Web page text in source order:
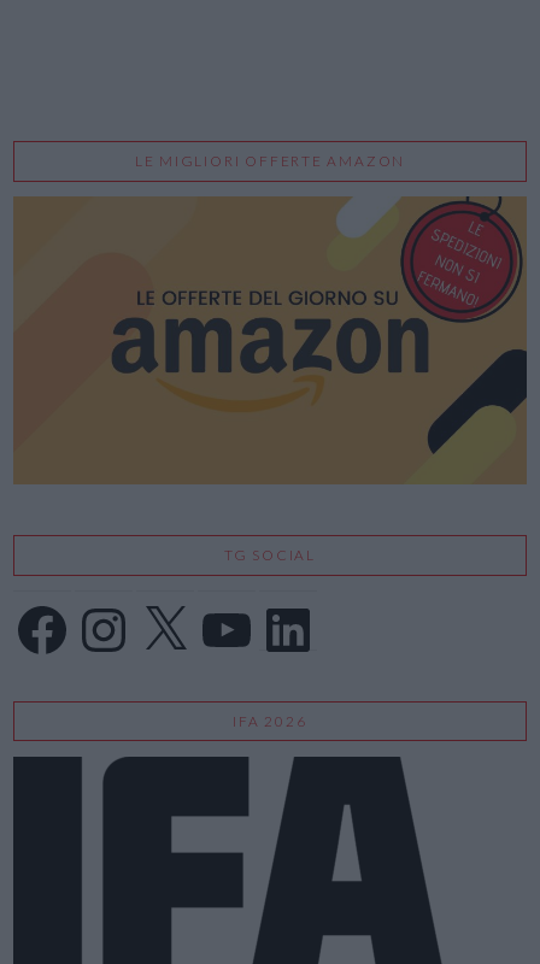
LE MIGLIORI OFFERTE AMAZON
TG SOCIAL
FacebookInstagram
X LinkedIn
IFA 2026